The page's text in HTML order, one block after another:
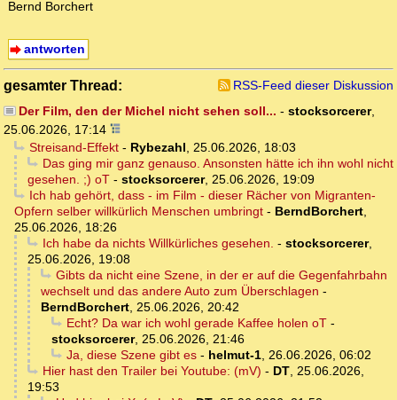
Bernd Borchert
antworten
gesamter Thread:
RSS-Feed dieser Diskussion
Der Film, den der Michel nicht sehen soll... - stocksorcerer,
25.06.2026, 17:14
Streisand-Effekt- Rybezahl, 25.06.2026, 18:03
Das ging mir ganz genauso. Ansonsten hätte ich ihn wohl nicht
gesehen. ;) oT - stocksorcerer, 25.06.2026, 19:09
Ich hab gehört, dass - im Film - dieser Rächer von Migranten-
Opfern selber willkürlich Menschen umbringt - BerndBorchert,
25.06.2026, 18:26
Ich habe da nichts Willkürliches gesehen. - stocksorcerer,
25.06.2026, 19:08
Gibts da nicht eine Szene, in der er auf die Gegenfahrbahn
wechselt und das andere Auto zum Überschlagen -
BerndBorchert, 25.06.2026, 20:42
Echt? Da war ich wohl gerade Kaffee holen oT-
stocksorcerer, 25.06.2026, 21:46
Ja, diese Szene gibt es- helmut-1, 26.06.2026, 06:02
Hier hast den Trailer bei Youtube: (mV) - DT, 25.06.2026,
19:53